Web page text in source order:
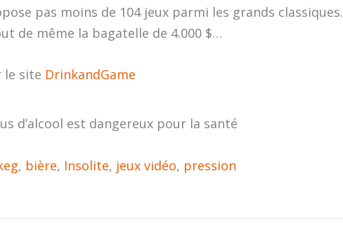
pas moins de 104 jeux parmi les grands classiques.
de même la bagatelle de 4.000 $…
le site DrinkandGame
d’alcool est dangereux pour la santé
, bière, Insolite, jeux vidéo, pression